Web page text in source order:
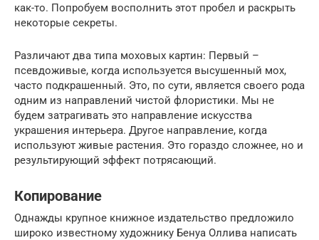
как-то. Попробуем восполнить этот пробел и раскрыть
некоторые секреты.
Различают два типа моховых картин: Первый –
псевдоживые, когда используется высушенный мох,
часто подкрашенный. Это, по сути, является своего рода
одним из направлений чистой флористики. Мы не
будем затрагивать это направление искусства
украшения интерьера. Другое направление, когда
используют живые растения. Это гораздо сложнее, но и
результирующий эффект потрясающий.
Копирование
Однажды крупное книжное издательство предложило
широко известному художнику Бенуа Оллива написать